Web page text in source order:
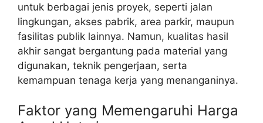
untuk berbagai jenis proyek, seperti jalan
lingkungan, akses pabrik, area parkir, maupun
fasilitas publik lainnya. Namun, kualitas hasil
akhir sangat bergantung pada material yang
digunakan, teknik pengerjaan, serta
kemampuan tenaga kerja yang menanganinya.
Faktor yang Memengaruhi Harga